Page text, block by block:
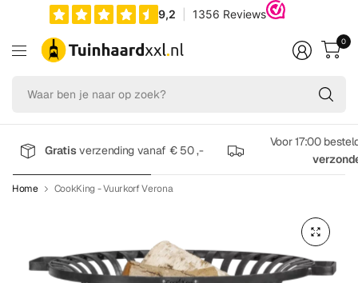
op
0
Gratisverzending vanaf € 50 ,-
Voor 17:00
Home CookKing - Vuurkorf Verona